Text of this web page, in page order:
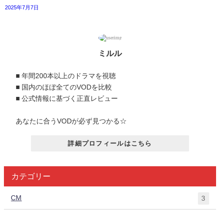
2025年7月7日
ミルル
■ 年間200本以上のドラマを視聴
■ 国内のほぼ全てのVODを比較
■ 公式情報に基づく正直レビュー
あなたに合うVODが必ず見つかる☆
詳細プロフィールはこちら
カテゴリー
CM 3